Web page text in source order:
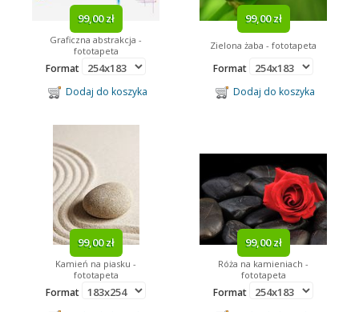
99,00 zł
Graficzna abstrakcja -
fototapeta
Format
Dodaj do koszyka
99,00 zł
Zielona żaba - fototapeta
Format
Dodaj do koszyka
99,00 zł
Kamień na piasku -
fototapeta
Format
99,00 zł
Róża na kamieniach -
fototapeta
Format